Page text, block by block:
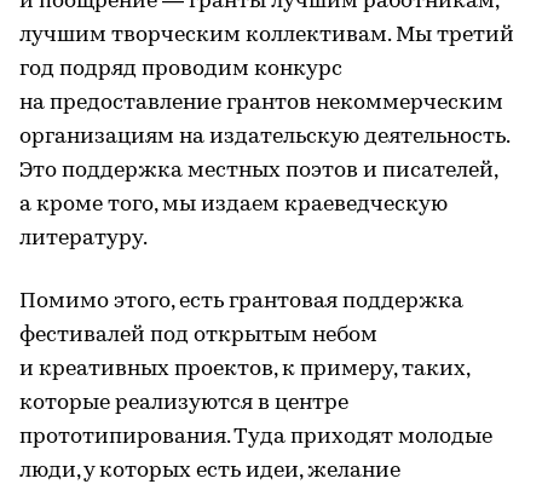
лучшим творческим коллективам. Мы третий
год подряд проводим конкурс
на предоставление грантов некоммерческим
организациям на издательскую деятельность.
Это поддержка местных поэтов и писателей,
а кроме того, мы издаем краеведческую
литературу.
Помимо этого, есть грантовая поддержка
фестивалей под открытым небом
и креативных проектов, к примеру, таких,
которые реализуются в центре
прототипирования. Туда приходят молодые
люди, у которых есть идеи, желание